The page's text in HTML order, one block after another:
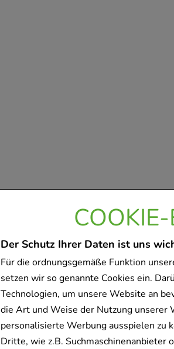
Der Schutz Ihrer Daten ist uns
Für die ordnungsgemäße Funktion
setzen wir so genannte Cookies ein.
Technologien, um unsere Website an
die Art und Weise der Nutzung unserer
personalisierte Werbung ausspielen zu
Dritte, wie z.B. Suchmaschinenanbieter